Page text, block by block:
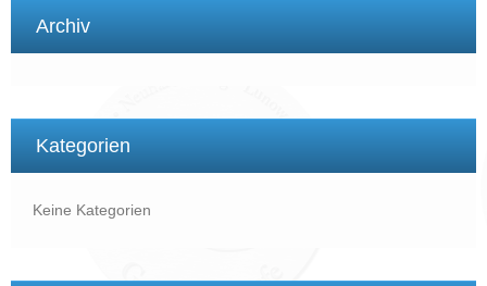
Archiv
Kategorien
Keine Kategorien